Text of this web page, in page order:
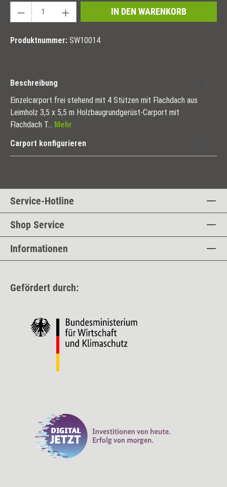
Produkt Anzahl: Gib den gewünschten Wert ein
IN DEN WARENKORB
Produktnummer: SW10014
Beschreibung
Einzelcarport frei stehend mit 4 Stützen mit Flachdach aus
Leimholz 3,5 x 5,5 m Holzbaugrundgerüst-Carport mit
Flachdach T… Mehr
Carport konfigurieren
Service-Hotline
Shop Service
Informationen
Gefördert durch: